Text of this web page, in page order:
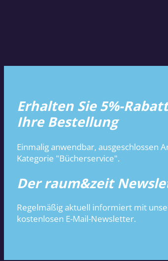
Erhalten Sie 5%-
Ihre Bestellung
Einmalig anwendbar, ausgeschlossen
Kategorie "Bücherservice".
Der raum&zeit
Regelmäßig aktuell informiert mit
kostenlosen E-Mail-Newsletter.